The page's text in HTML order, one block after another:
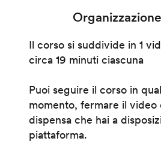
Il corso si suddivide in 1
circa 19 minuti ciascuna
Puoi seguire il corso in
momento, fermare il video
dispensa che hai a
piattaforma.